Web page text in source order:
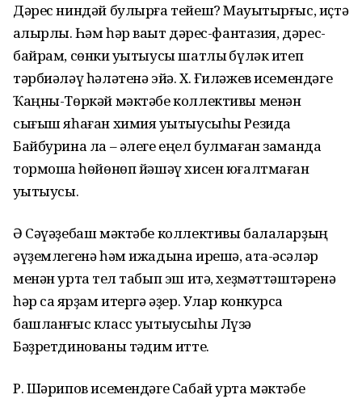
Дәрес ниндәй булырға тейеш? Мауыҡтырғыс, иҫтә
ҡалырлыҡ. Һәм һәр ваҡыт дәрес-фантазия, дәрес-
байрам, сөнки уҡытыусы шатлыҡ бүләк итеп
тәрбиәләү һәләтенә эйә. Х. Ғиләжев исемендәге
Ҡаңны-Төркәй мәктәбе коллективы менән
сығыш яһаған химия уҡытыусыһы Резида
Байбурина ла – әлеге еңел булмаған заманда
тормошҡа һөйөнөп йәшәү хисен юғалтмаған
уҡытыусы.
Ә Сәүәҙебаш мәктәбе коллективы балаларҙың
әүҙемлегенә һәм ижадына ирешә, ата-әсәләр
менән уртаҡ тел табып эш итә, хеҙмәттәштәренә
һәр саҡ ярҙам итергә әҙер. Улар конкурсҡа
башланғыс класс уҡытыусыһы Лүзә
Бәҙретдинованы тәҡдим итте.
Р. Шәрипов исемендәге Сабай урта мәктәбе